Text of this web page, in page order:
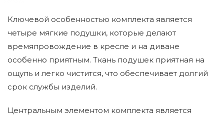
Ключевой особенностью комплекта является
четыре мягкие подушки, которые делают
времяпровождение в кресле и на диване
особенно приятным. Ткань подушек приятная на
ощупь и легко чистится, что обеспечивает долгий
срок службы изделий.
Центральным элементом комплекта является